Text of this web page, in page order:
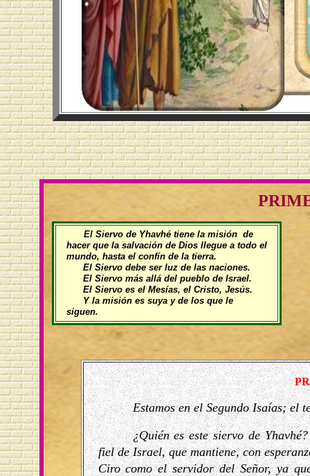
El Siervo de Yhavhé tiene la misión de
hacer que la salvación de Dios llegue a todo el
mundo, hasta el confín de la tierra.
El Siervo debe ser luz de las naciones.
El Siervo más allá del pueblo de Israel.
El Siervo es el Mesías, el Cristo, Jesús.
Y la misión es suya y de los que le
siguen.
Estamos en el Segundo Isaías; el
¿Quién es este siervo de
fiel de Israel, que mantiene, con
Ciro como el servidor del Señor, ya